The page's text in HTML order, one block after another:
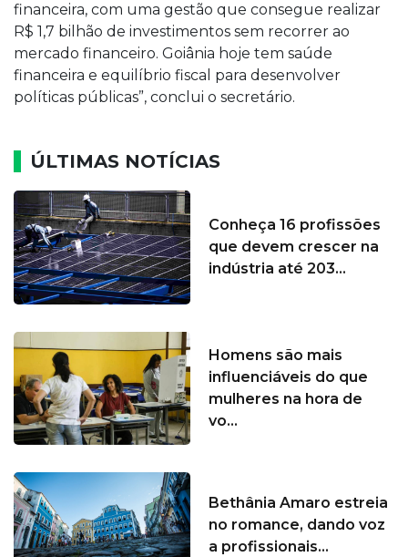
financeira, com uma gestão que consegue realizar
R$ 1,7 bilhão de investimentos sem recorrer ao
mercado financeiro. Goiânia hoje tem saúde
financeira e equilíbrio fiscal para desenvolver
políticas públicas”, conclui o secretário.
ÚLTIMAS NOTÍCIAS
Conheça 16 profissões
que devem crescer na
indústria até 203...
Homens são mais
influenciáveis do que
mulheres na hora de
vo...
Bethânia Amaro estreia
no romance, dando voz
a profissionais...